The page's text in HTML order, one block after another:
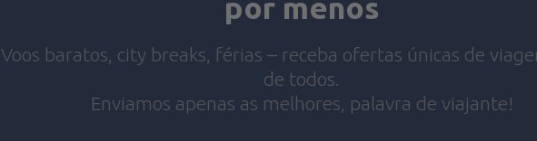
por menos
Voos baratos, city breaks, férias – receba ofertas únicas de
de todos.
Enviamos apenas as melhores, palavra de viajante!